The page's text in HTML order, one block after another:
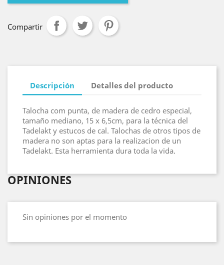
Compartir
Descripción Detalles del producto
Talocha com punta, de madera de cedro especial,
tamaño mediano, 15 x 6,5cm, para la técnica del
Tadelakt y estucos de cal. Talochas de otros tipos de
madera no son aptas para la realizacion de un
Tadelakt. Esta herramienta dura toda la vida.
OPINIONES
Sin opiniones por el momento